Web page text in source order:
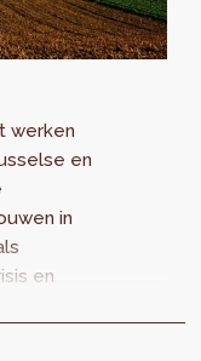
werken
en
in
en